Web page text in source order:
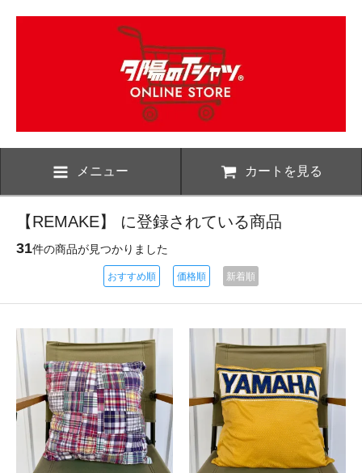
メニュー カートを見る
【REMAKE】 に登録されている商品
31件の商品が見つかりました
おすすめ順 価格順 新着順